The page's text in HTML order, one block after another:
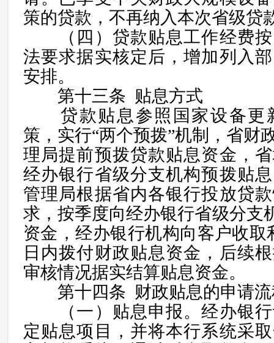
策的贷款，不再纳入本次省级贷
（四）贷款贴息工作经费按
法要求据实核定后，增加列入
安排。
第十三条 贴息方式
贷款贴息参照国家设备更
策，实行“两个预拨”机制，省财
理局提前预拨贷款贴息资金，
经办银行省级分支机构预拨贴
管理局根据省内各银行投放贷
求，按季度向经办银行省级分支
资金，经办银行机构向客户收取
日内拨付财政贴息资金，后续
审核情况据实结算贴息资金。
第十四条 财政贴息的申请流
（一）贴息申报。经办银行
定贴息项目，并将本行系统采